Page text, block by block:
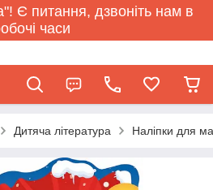
Є питання, дзвоніть нам в
часи
Дитяча література Наліпки для